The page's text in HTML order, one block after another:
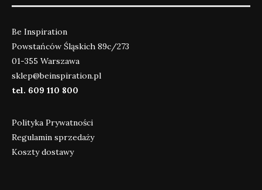
Be Inspiration
Powstańców Śląskich 89c/273
01-355 Warszawa
sklep@beinspiration.pl
tel. 609 110 800
Polityka Prywatności
Regulamin sprzedaży
Koszty dostawy